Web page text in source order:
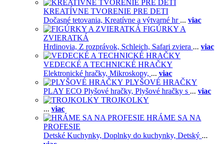
KREATÍVNE TVORENIE PRE DETI
Dočasné tetovania, Kreatívne a výtvarné hr ... viac
FIGÚRKY A
ZVIERATKÁ
Hrdinovia, Z rozprávok, Schleich, Safari zviera ... viac
VEDECKÉ A TECHNICKÉ HRAČKY
Elektronické hračky, Mikroskopy, ... viac
PLYŠOVÉ HRAČKY
PLAY ECO Plyšové hračky, Plyšové hračky s ... viac
TROJKOLKY
... viac
HRÁME SA NA
PROFESIE
Detské Kuchynky, Doplnky do kuchynky, Detský ...